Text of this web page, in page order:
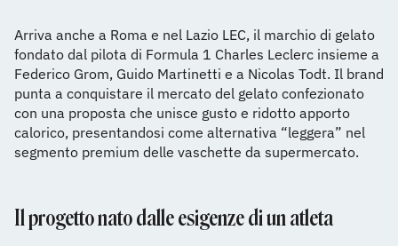
Arriva anche a Roma e nel Lazio LEC, il marchio di gelato
fondato dal pilota di Formula 1 Charles Leclerc insieme a
Federico Grom, Guido Martinetti e a Nicolas Todt. Il brand
punta a conquistare il mercato del gelato confezionato
con una proposta che unisce gusto e ridotto apporto
calorico, presentandosi come alternativa “leggera” nel
segmento premium delle vaschette da supermercato.
Il progetto nato dalle esigenze di un atleta